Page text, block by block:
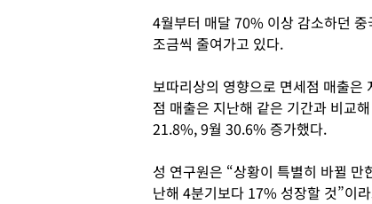
4월부터 매달 70% 이상 감소하던
조금씩 줄여가고 있다.
보따리상의 영향으로 면세점 매출은
점 매출은 지난해 같은 기간과 비교
21.8%, 9월 30.6% 증가했다.
성 연구원은 “상황이 특별히 바뀔
난해 4분기보다 17% 성장할 것”이